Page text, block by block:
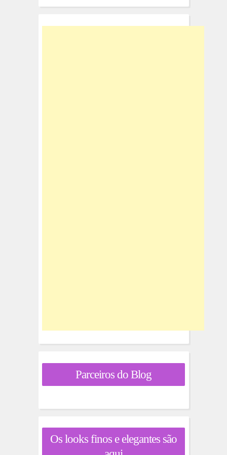
Parceiros do Blog
Os looks finos e elegantes são